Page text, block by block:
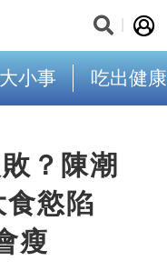
小事 吃出健康
？陳潮
慾陷
瘦